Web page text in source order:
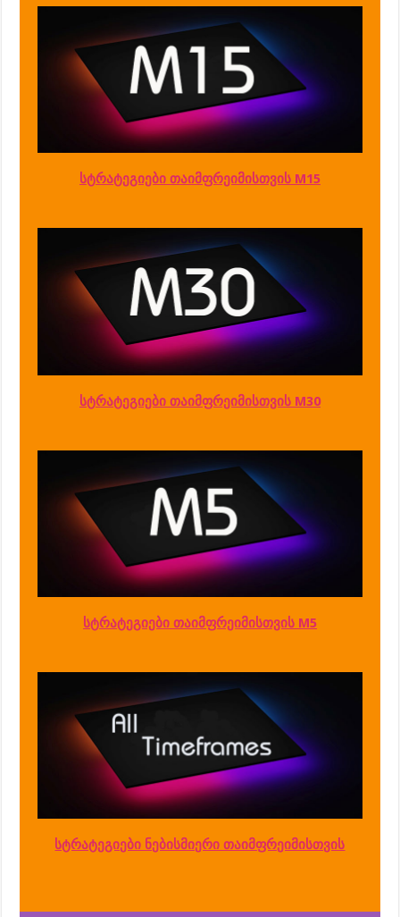
სტრატეგიები თაიმფრეიმისთვის M15
სტრატეგიები თაიმფრეიმისთვის M30
სტრატეგიები თაიმფრეიმისთვის M5
სტრატეგიები ნებისმიერი თაიმფრეიმისთვის